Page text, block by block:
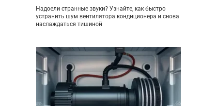
Надоели странные звуки? Узнайте, как быстро
устранить шум вентилятора кондиционера и снова
наслаждаться тишиной